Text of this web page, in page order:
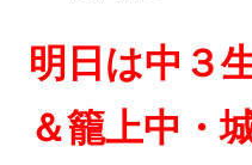
明日は中３
＆籠上中・